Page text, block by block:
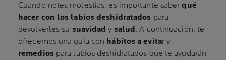
Cuando notes molestias, es importante saberqué
hacer con los labios deshidratados para
devolverles su suavidad y salud. A continuación, te
ofrecemos una guía con hábitos a evitar y
remedios para labios deshidratados que te ayudarán